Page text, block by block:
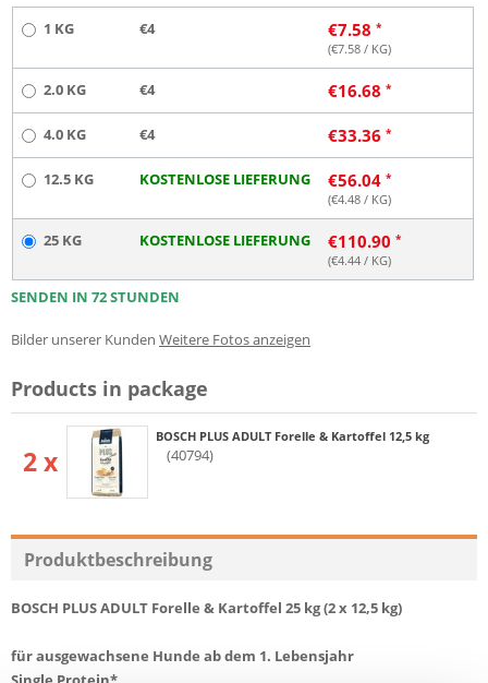
1 KG €4 €7.58
(€7.58 / KG)
2.0 KG €4 €16.68
4.0 KG €4 €33.36
12.5 KG KOSTENLOSE LIEFERUNG €56.04
(€4.48 / KG)
25 KG KOSTENLOSE LIEFERUNG €110.90
(€4.44 / KG)
SENDEN IN 72 STUNDEN
Bilder unserer Kunden Weitere Fotos anzeigen
Products in package
2 x
BOSCH PLUS ADULT Forelle & Kartoffel 12,5 kg
(40794)
Produktbeschreibung
BOSCH PLUS ADULT Forelle & Kartoffel 25 kg (2 x 12,5 kg)
für ausgewachsene Hunde ab dem 1. Lebensjahr